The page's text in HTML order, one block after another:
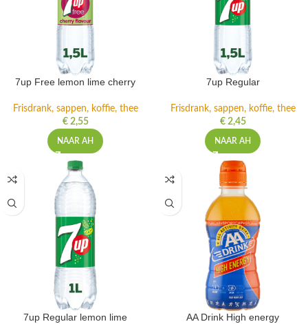
7up Free lemon lime cherry
Frisdrank, sappen, koffie, thee
€2,55
NAAR AH
7up Regular
Frisdrank, sappen, koffie, thee
€2,45
NAAR AH
7up Regular lemon lime AA Drink High energy